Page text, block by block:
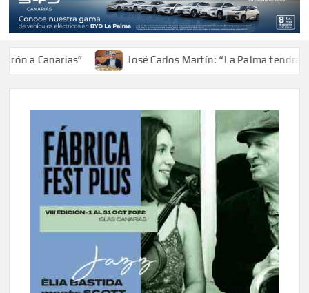
a Canarias” José Carlos Martín: “La Palma tendrá